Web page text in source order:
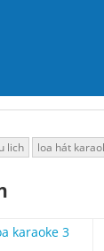
lich loa hát